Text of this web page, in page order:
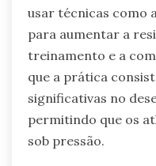
usar técnicas como
para aumentar a
treinamento e a
que a prática
significativas no
permitindo que os
sob pressão.